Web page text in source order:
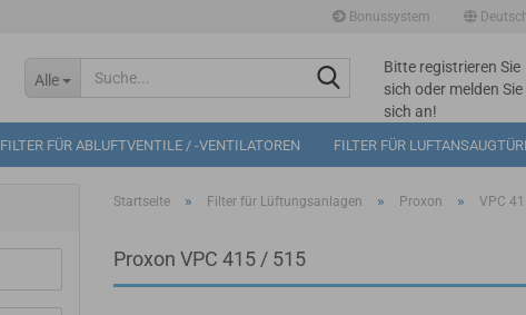
Bonussystem
Alle
Suche...Bitte registrieren Sie
sich oder melden Sie
sich an!
Mögliche
Bonuspunkte im
FILTER FÜR ABLUFTVENTILE / -VENTILATOREN FILTER FÜR
Startseite » Filter für Lüftungsanlagen » Proxon » VPC
Proxon VPC 415 / 515